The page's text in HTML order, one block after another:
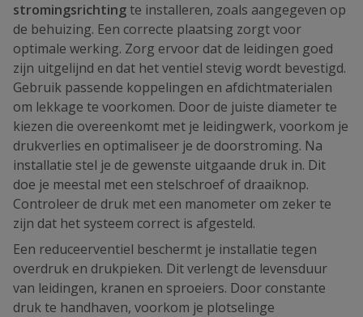
stromingsrichtingte installeren, zoals aangegeven op
de behuizing. Een correcte plaatsing zorgt voor
optimale werking. Zorg ervoor dat de leidingen goed
zijn uitgelijnd en dat het ventiel stevig wordt bevestigd.
Gebruik passende koppelingen en afdichtmaterialen
om lekkage te voorkomen. Door de juiste diameter te
kiezen die overeenkomt met je leidingwerk, voorkom je
drukverlies en optimaliseer je de doorstroming. Na
installatie stel je de gewenste uitgaande druk in. Dit
doe je meestal met een stelschroef of draaiknop.
Controleer de druk met een manometer om zeker te
zijn dat het systeem correct is afgesteld.
Een reduceerventiel beschermt je installatie tegen
overdruk en drukpieken. Dit verlengt de levensduur
van leidingen, kranen en sproeiers. Door constante
druk te handhaven, voorkom je plotselinge